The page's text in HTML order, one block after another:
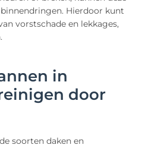
Hierdoor kunt
vorstschade en lekkages,
in
door
soorten daken en